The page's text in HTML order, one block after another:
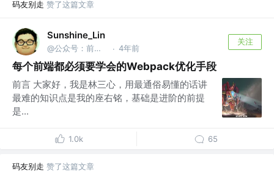
码友别走 赞了这篇文章
Sunshine_Lin
@公众号：前端之神 & B站：林三心的挖掘机 · 4年前
关注
每个前端都必须要学会的Webpack优化手段
前言 大家好，我是林三心，用最通俗易懂的话讲
最难的知识点是我的座右铭，基础是进阶的前提
是...
1.0k 65
码友别走 赞了这篇文章